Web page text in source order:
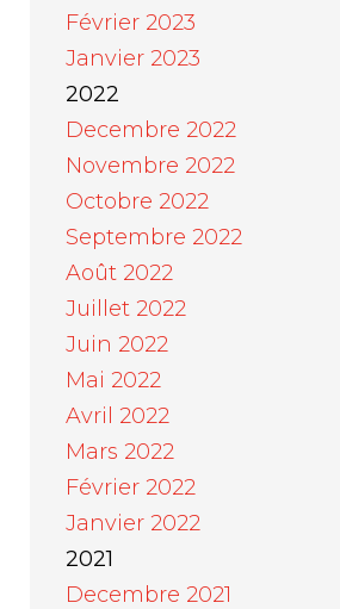
Février 2023
Janvier 2023
2022
Decembre 2022
Novembre 2022
Octobre 2022
Septembre 2022
Août 2022
Juillet 2022
Juin 2022
Mai 2022
Avril 2022
Mars 2022
Février 2022
Janvier 2022
2021
Decembre 2021